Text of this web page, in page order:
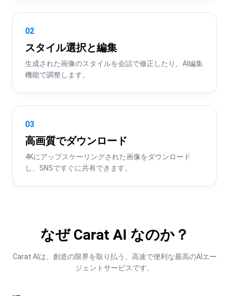
02
スタイル選択と編集
生成された画像のスタイルを会話で修正したり、AI編集
機能で調整します。
03
高画質でダウンロード
4Kにアップスケーリングされた画像をダウンロード
し、SNSですぐに共有できます。
なぜ Carat AI なのか？
Carat AIは、創造の限界を取り払う、高速で便利な最高のAIエー
ジェントサービスです。